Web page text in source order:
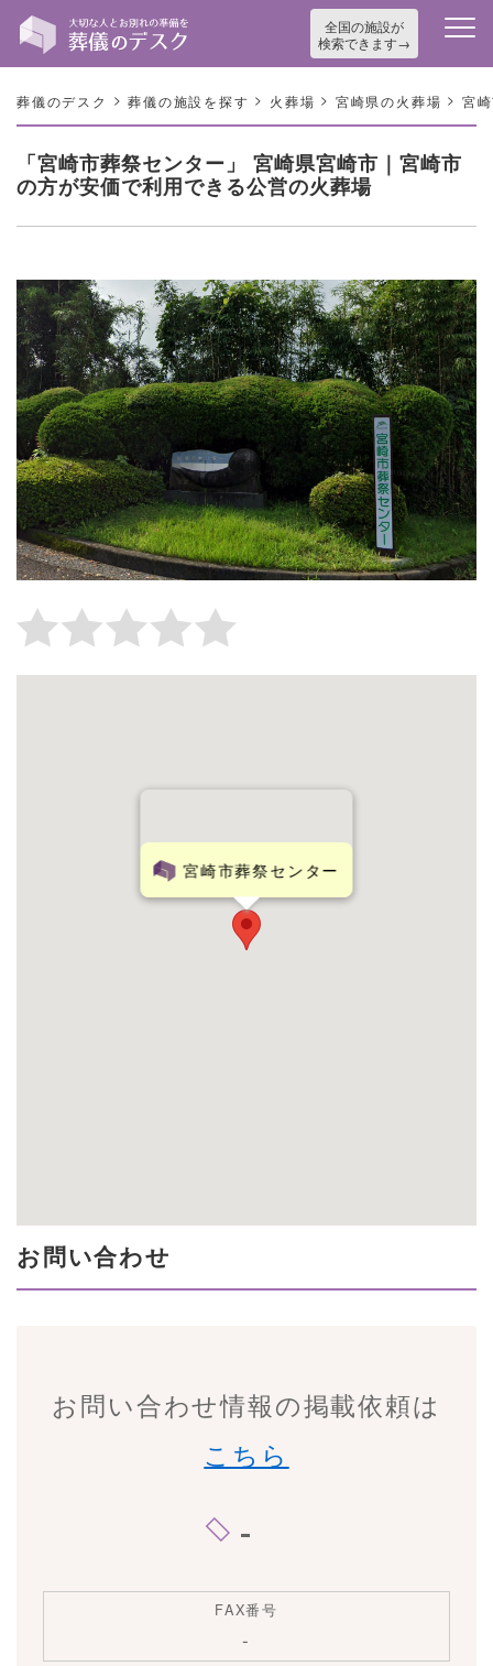
全国の施設が
検索できます
葬儀のデスク >葬儀の施設を探す > 火葬場 > 宮崎県の火葬場 > 宮
「宮崎市葬祭センター」 宮崎県宮崎市｜宮崎市
の方が安価で利用できる公営の火葬場
宮崎市葬祭センター
お問い合わせ
お問い合わせ情報の掲載依頼は
こちら
-
FAX番号
-